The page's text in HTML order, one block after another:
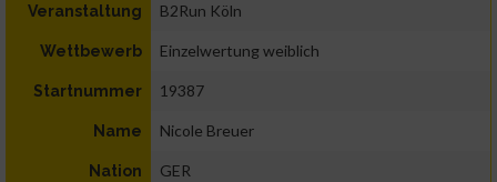
Veranstaltung B2Run Köln
Wettbewerb Einzelwertung weiblich
Startnummer 19387
Name Nicole Breuer
Nation GER